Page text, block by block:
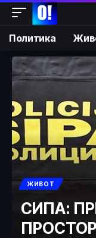
Политика
ЖИВОТ
СИПА: